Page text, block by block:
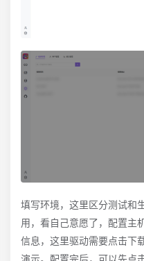
填写环境，这里区分测试和
用，看自己意愿了，配置主
信息，这里驱动需要点击下
演示。配置完后，可以先点